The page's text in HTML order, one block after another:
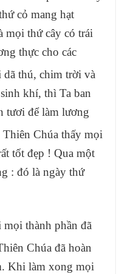
cỏ mang hạt
mọi thứ cây có trái
thực cho các
thú, chim trời và
khí, thì Ta ban
tươi để làm lương
Thiên Chúa thấy mọi
tốt đẹp ! Qua một
: đó là ngày thứ
thành phần đã
Chúa đã hoàn
Khi làm xong mọi